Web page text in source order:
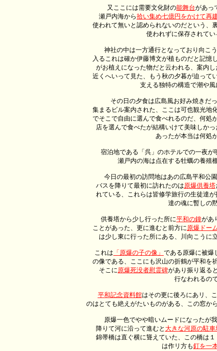
又ここには需要文化財の能舞台があっ
瀬戸内海から拾い集め七億円をかけて再
使われて無いと認められないのだという、
使われずに保存されて
神社の中は一方通行となっており向こ
入るこれは確か伊藤博文が植ものだと記憶
がお植えになった物だと云われる、案内
近くへいって見た、もう秋の夕暮が迫って
支える独特の構造で潮や
その日の夕食は広島風お好み焼きだ
集まるビル案内された、ここは可也観光地
でそこで自由に選んで食べれるのだ、何処
店を選んで食べたが結構いけて美味しか
あったが本当は何処
宿泊地である「呉」のホテルでの一夜が
瀬戸内の海は点在する牡蠣の養殖
今日の最初の訪問地はあの広島平和公
バスを降りて最初に訪れたのは原爆供養塔
れている、これらは皆修学旅行の生徒達
達の魂に暫しの
供養塔から少し行った所に平和の鐘があ
ことがあった、更に進むと前方に原爆ドー
は少し東に行った所にある、川向こうに
これは 「原爆の子の像」 である原爆に被爆
の像である、ここにも沢山の折鶴が平和を
そこに原爆死没者慰霊碑があり振り返る
行なわれるの
平和記念資料館はその更に後ろにあリ、
のはとても絶えがたいものがある、この窓か
原爆一色でやや暗いムードになったが
降りて河に沿って進むと 大きな河原の駐車
錦帯橋は直ぐ横に聳えていた、この橋は
は作リ方も釘を一